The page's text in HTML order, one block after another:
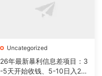
Uncategorized
26年最新暴利信息差项目：3
-5天开始收钱、5-10日入200